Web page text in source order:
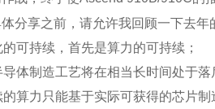
分享之前，请允许我回顾一下去年
可持续，首先是算力的可持续；
体制造工艺将在相当长时间处于落
算力只能基于实际可获得的芯片制